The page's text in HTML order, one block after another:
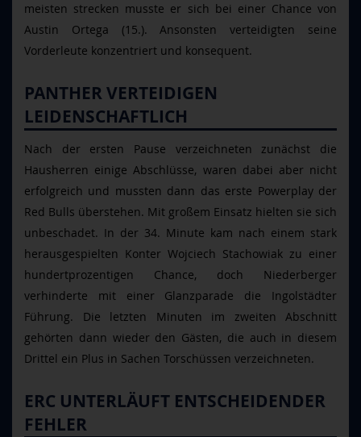
meisten strecken musste er sich bei einer Chance von
Austin Ortega (15.). Ansonsten verteidigten seine
Vorderleute konzentriert und konsequent.
PANTHER VERTEIDIGEN
LEIDENSCHAFTLICH
Nach der ersten Pause verzeichneten zunächst die
Hausherren einige Abschlüsse, waren dabei aber nicht
erfolgreich und mussten dann das erste Powerplay der
Red Bulls überstehen. Mit großem Einsatz hielten sie sich
unbeschadet. In der 34. Minute kam nach einem stark
herausgespielten Konter Wojciech Stachowiak zu einer
hundertprozentigen Chance, doch Niederberger
verhinderte mit einer Glanzparade die Ingolstädter
Führung. Die letzten Minuten im zweiten Abschnitt
gehörten dann wieder den Gästen, die auch in diesem
Drittel ein Plus in Sachen Torschüssen verzeichneten.
ERC UNTERLÄUFT ENTSCHEIDENDER
FEHLER